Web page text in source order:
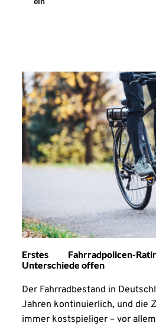
Erstes Fahrradpolicen-
Unterschiede offen
Der Fahrradbestand in
Jahren kontinuierlich, und die
immer kostspieliger – vor